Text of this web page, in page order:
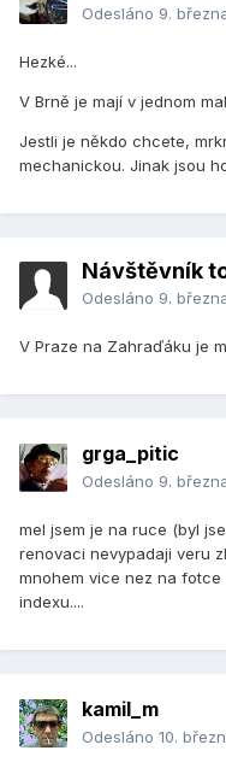
Odesláno 9.
Hezké...
V Brně je mají v jednom
Jestli je někdo chcete,
mechanickou. Jinak jsou
Návštěvník
Odesláno 9.
V Praze na Zahraďáku je
grga_pitic
Odesláno 9.
mel jsem je na ruce (byl
renovaci nevypadaji veru
mnohem vice nez na
indexu....
kamil_m
Odesláno 10.